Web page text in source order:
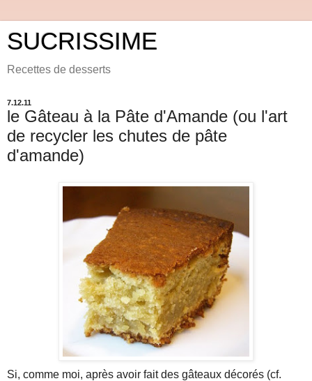
SUCRISSIME
Recettes de desserts
7.12.11
le Gâteau à la Pâte d'Amande (ou l'art
de recycler les chutes de pâte
d'amande)
Si, comme moi, après avoir fait des gâteaux décorés (cf.